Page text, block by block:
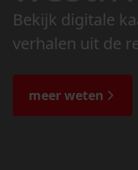
Bekijk digitale
verhalen uit de
de bijzondere
meer weten